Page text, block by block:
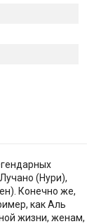
(Нури),
Конечно же,
как Аль
жизни, женам,